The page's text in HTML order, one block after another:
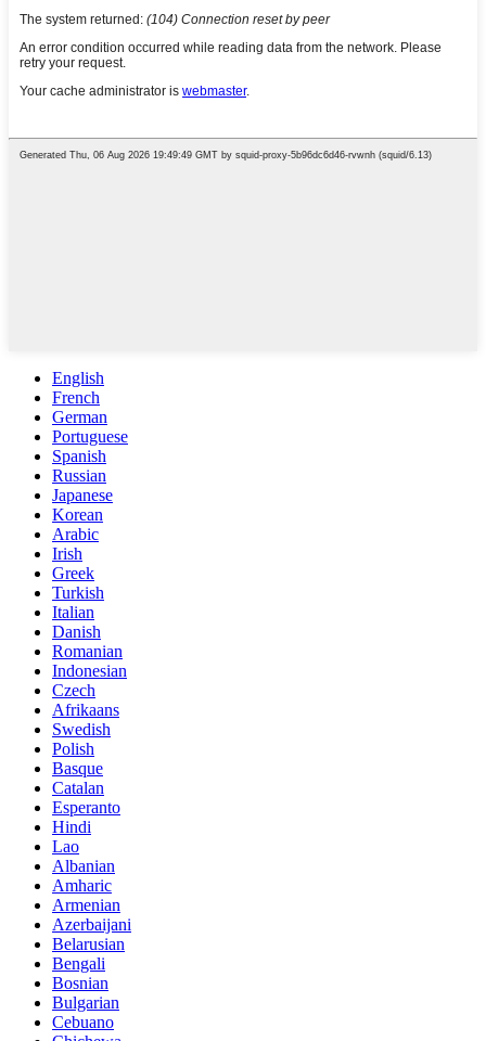
English
French
German
Portuguese
Spanish
Russian
Japanese
Korean
Arabic
Irish
Greek
Turkish
Italian
Danish
Romanian
Indonesian
Czech
Afrikaans
Swedish
Polish
Basque
Catalan
Esperanto
Hindi
Lao
Albanian
Amharic
Armenian
Azerbaijani
Belarusian
Bengali
Bosnian
Bulgarian
Cebuano